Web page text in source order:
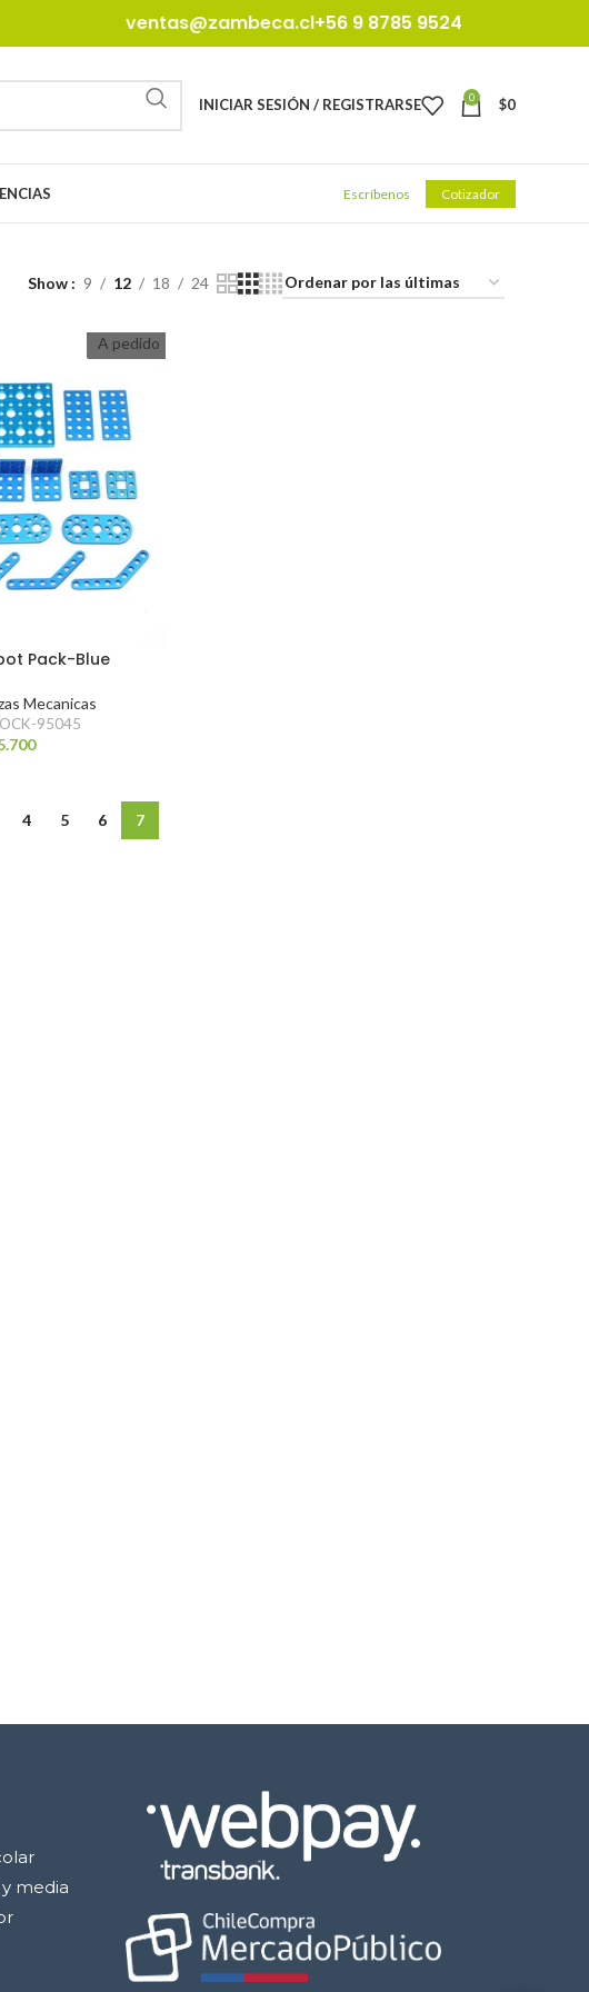
ventas@zambeca.cl+56 9 8785 9524
INICIAR SESIÓN / REGISTRARSE 0 $0
Escríbenos Cotizador
Show 9 12 18 24
A pedido
Pack-Blue
Mecanicas
95045
4 5 6 7
media